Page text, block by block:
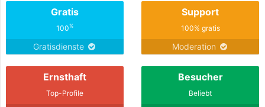
Gratis
100%
Gratisdienste
Support
100% gratis
Moderation
Ernsthaft
Top-Profile
Besucher
Beliebt